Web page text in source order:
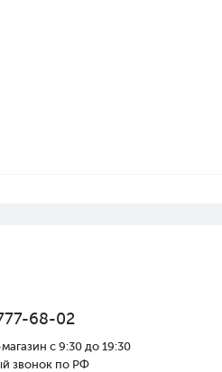
68-02
с 9:30 до 19:30
звонок по РФ